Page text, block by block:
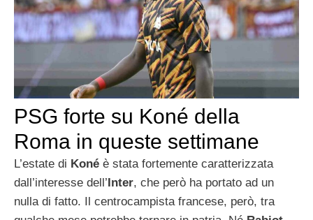
PSG forte su Koné della
Roma in queste settimane
L’estate di Koné è stata fortemente caratterizzata
dall’interesse dell’Inter, che però ha portato ad un
nulla di fatto. Il centrocampista francese, però, tra